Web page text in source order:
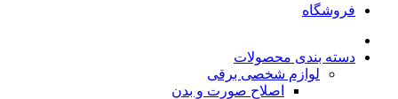
فروشگاه
دسته بندی محصولات
لوازم شخصی برقی
اصلاح صورت و بدن